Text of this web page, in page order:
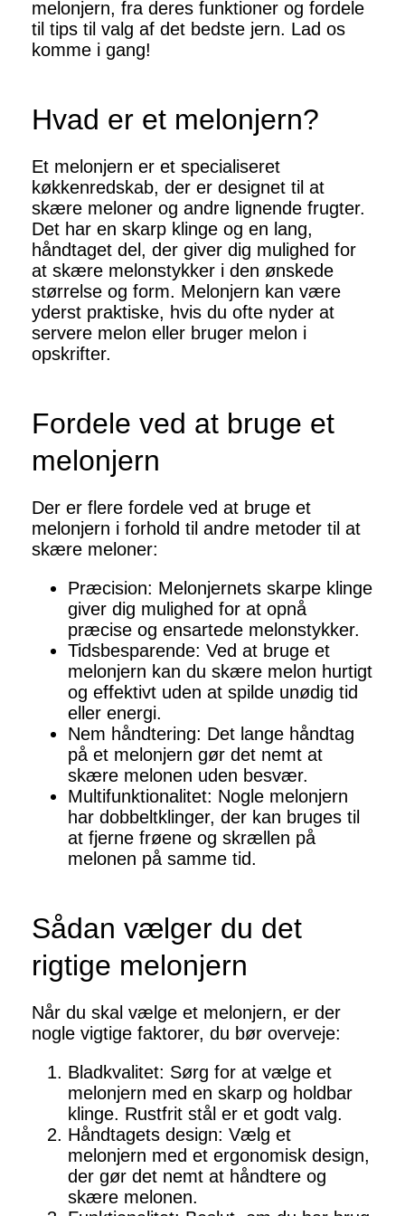
melonjern, fra deres funktioner og fordele
til tips til valg af det bedste jern. Lad os
komme i gang!
Hvad er et melonjern?
Et melonjern er et specialiseret
køkkenredskab, der er designet til at
skære meloner og andre lignende frugter.
Det har en skarp klinge og en lang,
håndtaget del, der giver dig mulighed for
at skære melonstykker i den ønskede
størrelse og form. Melonjern kan være
yderst praktiske, hvis du ofte nyder at
servere melon eller bruger melon i
opskrifter.
Fordele ved at bruge et
melonjern
Der er flere fordele ved at bruge et
melonjern i forhold til andre metoder til at
skære meloner:
Præcision: Melonjernets skarpe klinge
giver dig mulighed for at opnå
præcise og ensartede melonstykker.
Tidsbesparende: Ved at bruge et
melonjern kan du skære melon hurtigt
og effektivt uden at spilde unødig tid
eller energi.
Nem håndtering: Det lange håndtag
på et melonjern gør det nemt at
skære melonen uden besvær.
Multifunktionalitet: Nogle melonjern
har dobbeltklinger, der kan bruges til
at fjerne frøene og skrællen på
melonen på samme tid.
Sådan vælger du det
rigtige melonjern
Når du skal vælge et melonjern, er der
nogle vigtige faktorer, du bør overveje:
Bladkvalitet: Sørg for at vælge et
melonjern med en skarp og holdbar
klinge. Rustfrit stål er et godt valg.
Håndtagets design: Vælg et
melonjern med et ergonomisk design,
der gør det nemt at håndtere og
skære melonen.